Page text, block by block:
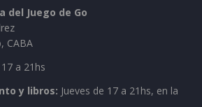
del Juego de Go
CABA
a 21hs
y libros: Jueves de 17 a 21hs, en la